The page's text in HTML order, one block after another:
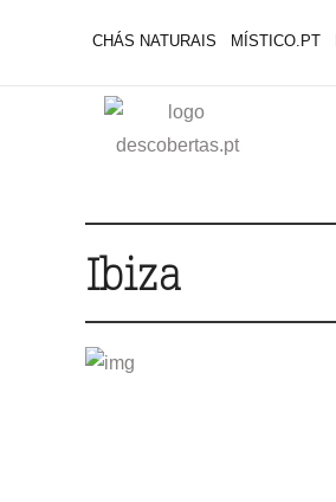
CHÁS NATURAIS MÍSTICO.PT
Ibiza